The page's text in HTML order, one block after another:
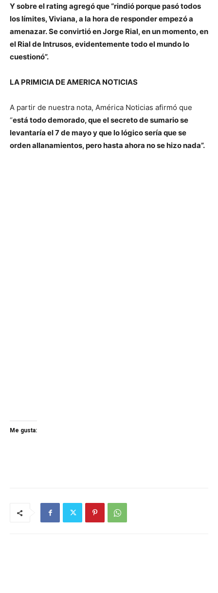
Y sobre el rating agregó que “rindió porque pasó todos
los límites, Viviana, a la hora de responder empezó a
amenazar. Se convirtió en Jorge Rial, en un momento, en
el Rial de Intrusos, evidentemente todo el mundo lo
cuestionó”.
LA PRIMICIA DE AMERICA NOTICIAS
A partir de nuestra nota, América Noticias afirmó que
“está todo demorado, que el secreto de sumario se
levantaría el 7 de mayo y que lo lógico sería que se
orden allanamientos, pero hasta ahora no se hizo nada”.
Me gusta: